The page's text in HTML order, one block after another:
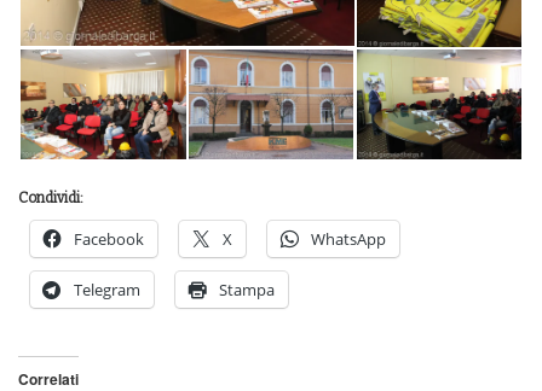
Condividi:
Facebook X WhatsApp
Telegram Stampa
Correlati